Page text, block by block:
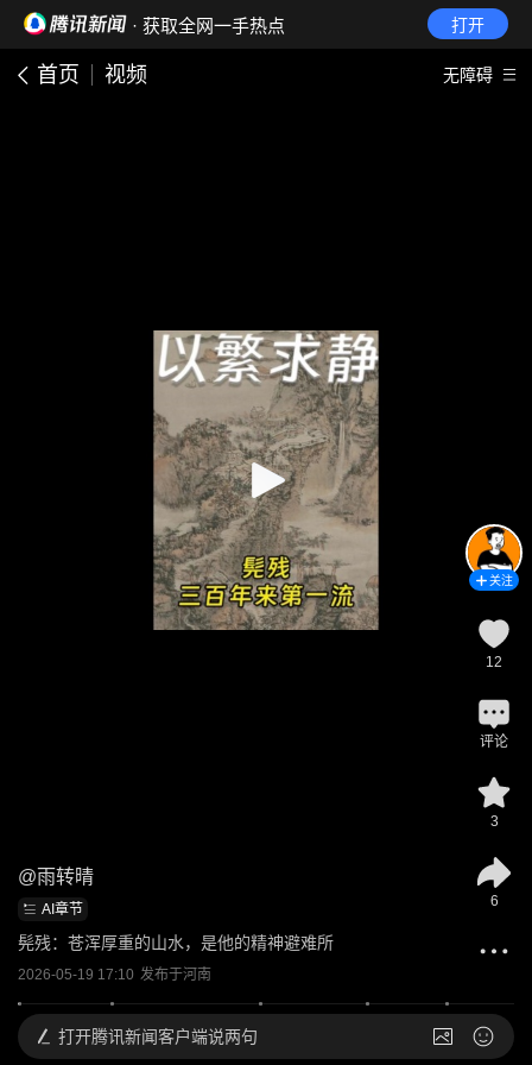
· 获取全网一手热点 打开
首页 视频 无障碍
@雨转晴
AI章节
髡残：苍浑厚重的山水，是他的精神避难所
2026-05-19 17:10 发布于河南
关注
12
评论
3
6
打开腾讯新闻客户端说两句